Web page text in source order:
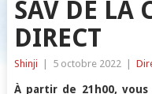
SAV DE LA
DIRECT
Shinji 5 octobre 2022
À partir de 21h00,